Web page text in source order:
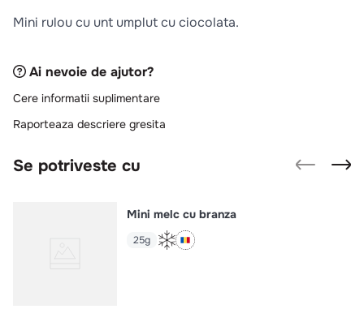
10.pizza
Mini rulou cu unt umplut cu ciocolata.
Ai nevoie de ajutor?
Cere informatii suplimentare
Raporteaza descriere gresita
Se potriveste cu
Mini melc cu branza
25g